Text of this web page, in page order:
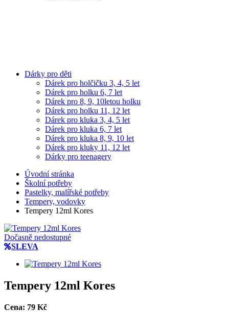
Dárky pro děti
Dárek pro holčičku 3, 4, 5 let
Dárek pro holku 6, 7 let
Dárek pro 8, 9, 10letou holku
Dárek pro holku 11, 12 let
Dárek pro kluka 3, 4, 5 let
Dárek pro kluka 6, 7 let
Dárek pro kluka 8, 9, 10 let
Dárek pro kluky 11, 12 let
Dárky pro teenagery
Úvodní stránka
Školní potřeby
Pastelky, malířské potřeby
Tempery, vodovky
Tempery 12ml Kores
Dočasně nedostupné
SLEVA
Tempery 12ml Kores
Cena: 79 Kč